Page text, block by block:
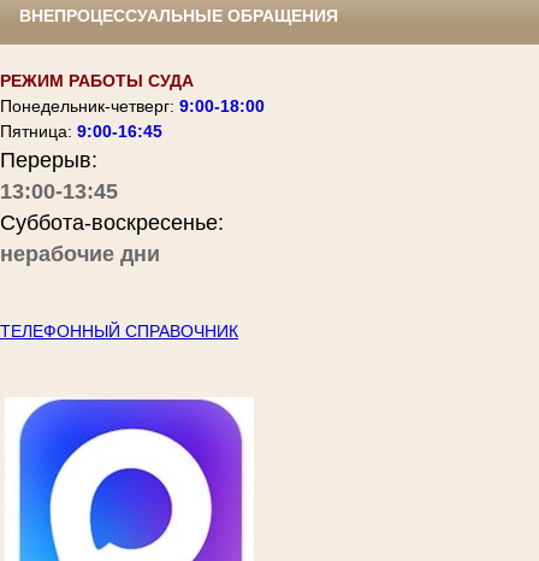
ВНЕПРОЦЕССУАЛЬНЫЕ ОБРАЩЕНИЯ
РЕЖИМ РАБОТЫ СУДА
Понедельник-четверг: 9:00-18:00
Пятница: 9:00-16:45
Перерыв:
13:00-13:45
Суббота-воскресенье:
нерабочие дни
ТЕЛЕФОННЫЙ СПРАВОЧНИК